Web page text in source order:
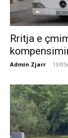
Rritja e
Admin Zjarr - 13/